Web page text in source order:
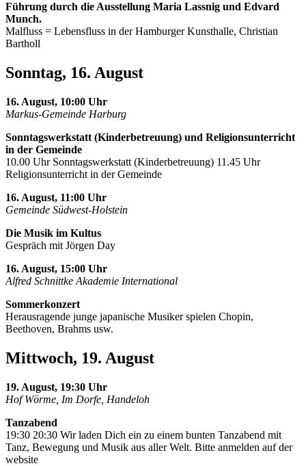
Führung durch die Ausstellung Maria Lassnig und Edvard
Munch.
Malfluss = Lebensfluss in der Hamburger Kunsthalle, Christian
Bartholl
Sonntag, 16. August
16. August, 10:00 Uhr
Markus-Gemeinde Harburg
Sonntagswerkstatt (Kinderbetreuung) und Religionsunterricht
in der Gemeinde
10.00 Uhr Sonntagswerkstatt (Kinderbetreuung) 11.45 Uhr
Religionsunterricht in der Gemeinde
16. August, 11:00 Uhr
Gemeinde Südwest-Holstein
Die Musik im Kultus
Gespräch mit Jörgen Day
16. August, 15:00 Uhr
Alfred Schnittke Akademie International
Sommerkonzert
Herausragende junge japanische Musiker spielen Chopin,
Beethoven, Brahms usw.
Mittwoch, 19. August
19. August, 19:30 Uhr
Hof Wörme, Im Dorfe, Handeloh
Tanzabend
19:30 20:30 Wir laden Dich ein zu einem bunten Tanzabend mit
Tanz, Bewegung und Musik aus aller Welt. Bitte anmelden auf der
website